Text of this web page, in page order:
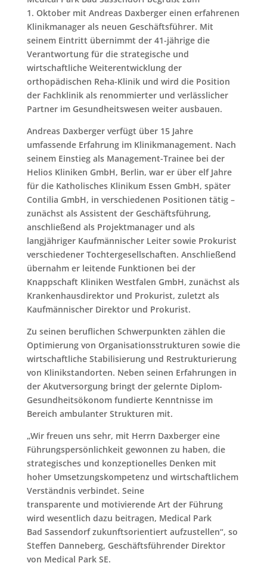
1. Oktober mit Andreas Daxberger einen erfahrenen
Klinikmanager als neuen Geschäftsführer. Mit
seinem Eintritt übernimmt der 41-jährige die
Verantwortung für die strategische und
wirtschaftliche Weiterentwicklung der
orthopädischen Reha-Klinik und wird die Position
der Fachklinik als renommierter und verlässlicher
Partner im Gesundheitswesen weiter ausbauen.
Andreas Daxberger verfügt über 15 Jahre
umfassende Erfahrung im Klinikmanagement. Nach
seinem Einstieg als Management-Trainee bei der
Helios Kliniken GmbH, Berlin, war er über elf Jahre
für die Katholisches Klinikum Essen GmbH, später
Contilia GmbH, in verschiedenen Positionen tätig –
zunächst als Assistent der Geschäftsführung,
anschließend als Projektmanager und als
langjähriger Kaufmännischer Leiter sowie Prokurist
verschiedener Tochtergesellschaften. Anschließend
übernahm er leitende Funktionen bei der
Knappschaft Kliniken Westfalen GmbH, zunächst als
Krankenhausdirektor und Prokurist, zuletzt als
Kaufmännischer Direktor und Prokurist.
Zu seinen beruflichen Schwerpunkten zählen die
Optimierung von Organisationsstrukturen sowie die
wirtschaftliche Stabilisierung und Restrukturierung
von Klinikstandorten. Neben seinen Erfahrungen in
der Akutversorgung bringt der gelernte Diplom-
Gesundheitsökonom fundierte Kenntnisse im
Bereich ambulanter Strukturen mit.
„Wir freuen uns sehr, mit Herrn Daxberger eine
Führungspersönlichkeit gewonnen zu haben, die
strategisches und konzeptionelles Denken mit
hoher Umsetzungskompetenz und wirtschaftlichem
Verständnis verbindet. Seine
transparente und motivierende Art der Führung
wird wesentlich dazu beitragen, Medical Park
Bad Sassendorf zukunftsorientiert aufzustellen“, so
Steffen Danneberg, Geschäftsführender Direktor
von Medical Park SE.